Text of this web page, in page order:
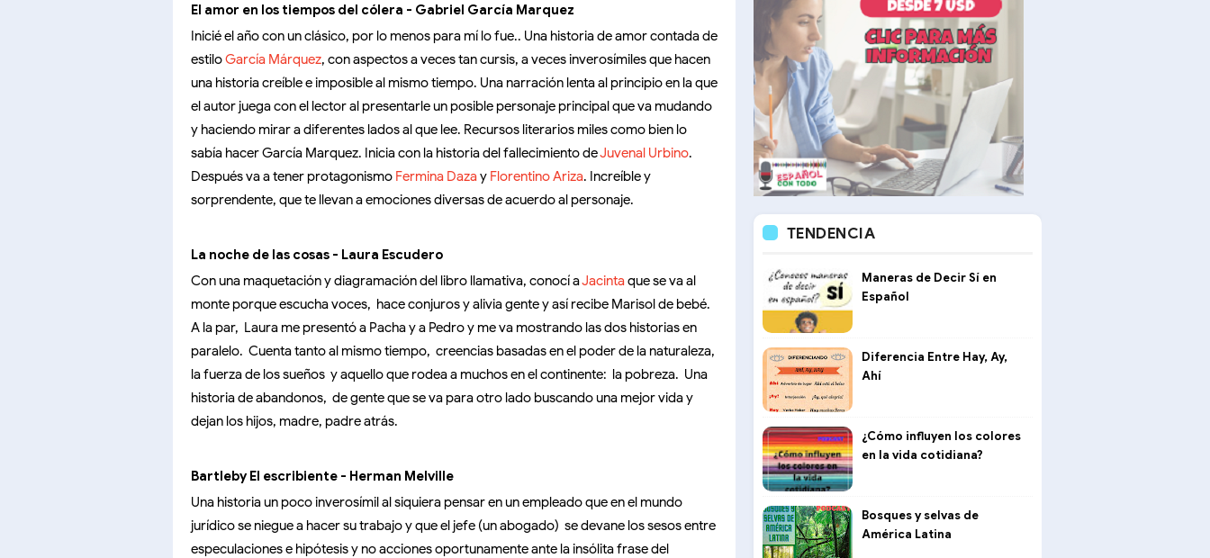
El amor en los tiempos del cólera - Gabriel García Marquez
Inicié el año con un clásico, por lo menos para mí lo fue.. Una historia de amor contada de
estiloGarcía Márquez, con aspectos a veces tan cursis, a veces inverosímiles que hacen
una historia creíble e imposible al mismo tiempo. Una narración lenta al principio en la que
el autor juega con el lector al presentarle un posible personaje principal que va mudando
y haciendo mirar a diferentes lados al que lee. Recursos literarios miles como bien lo
sabía hacer García Marquez. Inicia con la historia del fallecimiento deJuvenal Urbino.
Después va a tener protagonismo Fermina Dazay Florentino Ariza. Increíble y
sorprendente, que te llevan a emociones diversas de acuerdo al personaje.
La noche de las cosas - Laura Escudero
Con una maquetación y diagramación del libro llamativa, conocí aJacintaque se va al
monte porque escucha voces, hace conjuros y alivia gente y así recibe Marisol de bebé.
A la par, Laura me presentó a Pacha y a Pedro y me va mostrando las dos historias en
paralelo. Cuenta tanto al mismo tiempo, creencias basadas en el poder de la naturaleza,
la fuerza de los sueños y aquello que rodea a muchos en el continente: la pobreza. Una
historia de abandonos, de gente que se va para otro lado buscando una mejor vida y
dejan los hijos, madre, padre atrás.
Bartleby El escribiente - Herman Melville
Una historia un poco inverosímil al siquiera pensar en un empleado que en el mundo
jurídico se niegue a hacer su trabajo y que el jefe (un abogado) se devane los sesos entre
especulaciones e hipótesis y no acciones oportunamente ante la insólita frase del
TENDENCIA
Maneras de Decir Sí en
Español
Diferencia Entre Hay, Ay,
Ahí
¿Cómo influyen los colores
en la vida cotidiana?
Bosques y selvas de
América Latina